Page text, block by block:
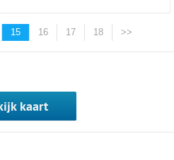
15 16 17 18 >>
kaart